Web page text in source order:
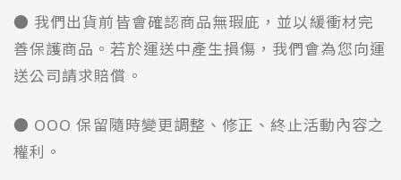
● 我們出貨前皆會確認商品無瑕庛，並以緩衝材完
善保護商品。若於運送中產生損傷，我們會為您向運
送公司請求賠償。
● OOO 保留隨時變更調整、修正、終止活動內容之
權利。